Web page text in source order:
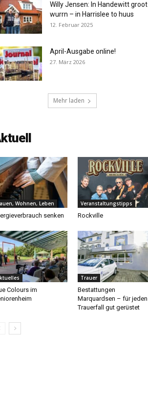
Willy Jensen: In Handewitt groot
wurrn – in Harrislee to huus
12. Februar 2025
April-Ausgabe online!
27. März 2026
Mehr laden
Wohnen, Leben
senken
Veranstaltungstipps
Rockville
Colours im
Trauer
Bestattungen
Marquardsen – für jeden
Trauerfall gut gerüstet